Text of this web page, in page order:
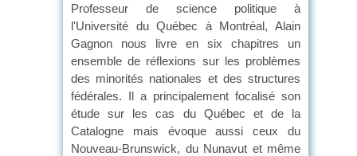
Professeur de science politique à
l'Université du Québec à Montréal, Alain
Gagnon nous livre en six chapitres un
ensemble de réflexions sur les problèmes
des minorités nationales et des structures
fédérales. Il a principalement focalisé son
étude sur les cas du Québec et de la
Catalogne mais évoque aussi ceux du
Nouveau-Brunswick, du Nunavut et même